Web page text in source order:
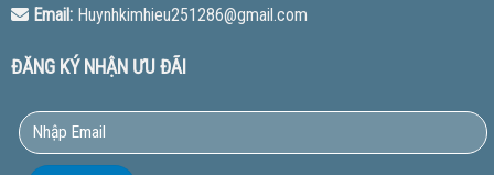
Email:Huynhkimhieu251286@gmail.com
ĐĂNG KÝ NHẬN ƯU ĐÃI